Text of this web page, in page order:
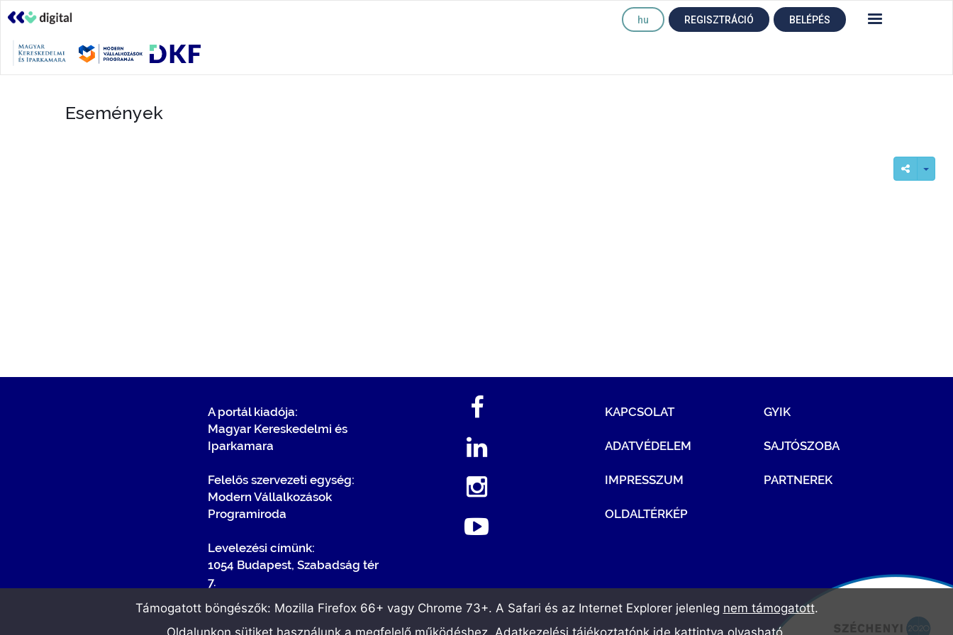
hu REGISZTRÁCIÓ BELÉPÉS
Események
A portál kiadója:
Magyar Kereskedelmi és
Iparkamara
Felelős szervezeti egység:
Modern Vállalkozások
Programiroda
Levelezési címünk:
1054 Budapest, Szabadság tér
7.
KAPCSOLAT
ADATVÉDELEM
IMPRESSZUM
OLDALTÉRKÉP
GYIK
SAJTÓSZOBA
PARTNEREK
Támogatott böngészők: Mozilla Firefox 66+ vagy Chrome 73+. A Safari és az Internet Explorer jelenleg nem támogatott.
Oldalunkon sütiket használunk a megfelelő működéshez. Adatkezelési tájékoztatónk ide kattintva olvasható